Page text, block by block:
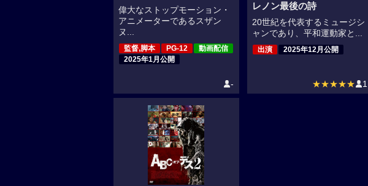
偉大なストップモーション・
アニメーターであるスザン
ヌ...
監督,脚本 PG-12
動画配信
2025年1月公開
-
レノン最後の詩
20世紀を代表するミュージシ
ャンであり、平和運動家と...
出演 2025年12月公開
★★★★★ 1